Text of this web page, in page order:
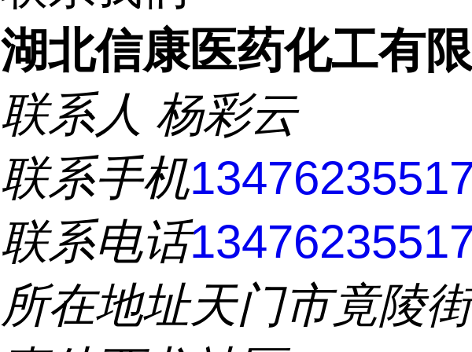
湖北信康医药化工有
联系人 杨彩云
联系手机
联系电话
所在地址天门市竟陵